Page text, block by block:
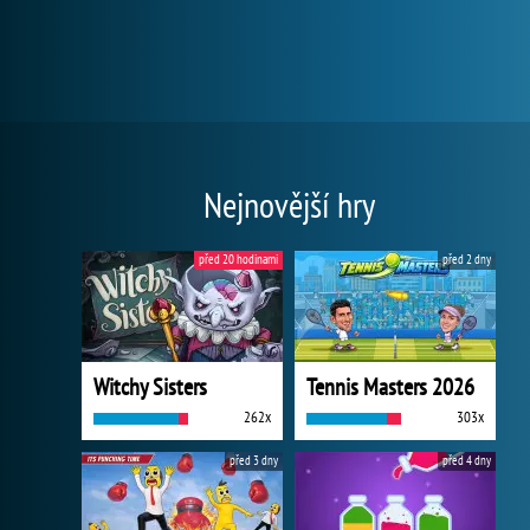
Nejnovější hry
Witchy Sisters
262x
před 20 hodinami
Tennis Masters 2026
303x
před 2 dny
před 3 dny před 4 dny